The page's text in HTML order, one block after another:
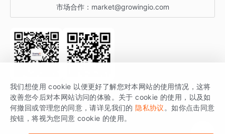
开发者文档
SDK 文档
场景指南
行业活动
市场合作： market@growingio.com
关注公众号 获取更多干货
GrowingIO 是专注于数据智能分析与增长的品牌，核心平台为 GrowingIO
分析云。
我们想使用 cookie 以便更好了解您对本网站的使用情况，这将
改善您今后对本网站访问的体验。关于 cookie 的使用，以及如
何撤回或管理您的同意，请详见我们的 隐私协议 。如你点击同意
按钮，将视为您同意 cookie 的使用。